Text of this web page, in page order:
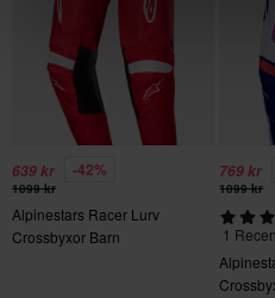
• Gylf med blixtlås för enkel
639 kr -42%
1099 kr
Alpinestars Racer Lurv
Crossbyxor Barn
769 kr
1099 kr
1